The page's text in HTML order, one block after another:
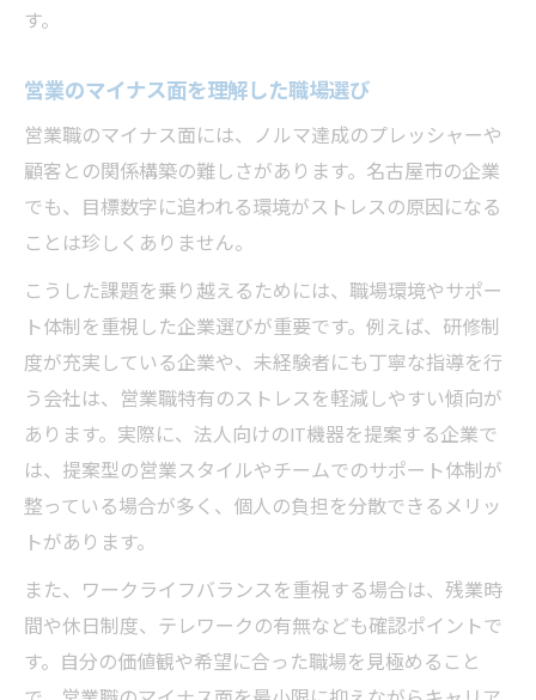
す。
営業のマイナス面を理解した職場選び
営業職のマイナス面には、ノルマ達成のプレッシャーや
顧客との関係構築の難しさがあります。名古屋市の企業
でも、目標数字に追われる環境がストレスの原因になる
ことは珍しくありません。
こうした課題を乗り越えるためには、職場環境やサポー
ト体制を重視した企業選びが重要です。例えば、研修制
度が充実している企業や、未経験者にも丁寧な指導を行
う会社は、営業職特有のストレスを軽減しやすい傾向が
あります。実際に、法人向けのIT機器を提案する企業で
は、提案型の営業スタイルやチームでのサポート体制が
整っている場合が多く、個人の負担を分散できるメリッ
トがあります。
また、ワークライフバランスを重視する場合は、残業時
間や休日制度、テレワークの有無なども確認ポイントで
す。自分の価値観や希望に合った職場を見極めること